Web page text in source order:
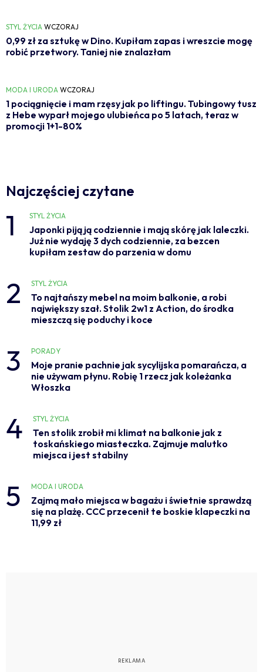
STYL ŻYCIA WCZORAJ
0,99 zł za sztukę w Dino. Kupiłam zapas i wreszcie mogę
robić przetwory. Taniej nie znalazłam
MODA I URODA WCZORAJ
1 pociągnięcie i mam rzęsy jak po liftingu. Tubingowy tusz
z Hebe wyparł mojego ulubieńca po 5 latach, teraz w
promocji 1+1-80%
Najczęściej czytane
1 STYL ŻYCIA
Japonki piją ją codziennie i mają skórę jak laleczki.
Już nie wydaję 3 dych codziennie, za bezcen
kupiłam zestaw do parzenia w domu
2 STYL ŻYCIA
To najtańszy mebel na moim balkonie, a robi
największy szał. Stolik 2w1 z Action, do środka
mieszczą się poduchy i koce
3 PORADY
Moje pranie pachnie jak sycylijska pomarańcza, a
nie używam płynu. Robię 1 rzecz jak koleżanka
Włoszka
4 STYL ŻYCIA
Ten stolik zrobił mi klimat na balkonie jak z
toskańskiego miasteczka. Zajmuje malutko
miejsca i jest stabilny
5 MODA I URODA
Zajmą mało miejsca w bagażu i świetnie sprawdzą
się na plażę. CCC przecenił te boskie klapeczki na
11,99 zł